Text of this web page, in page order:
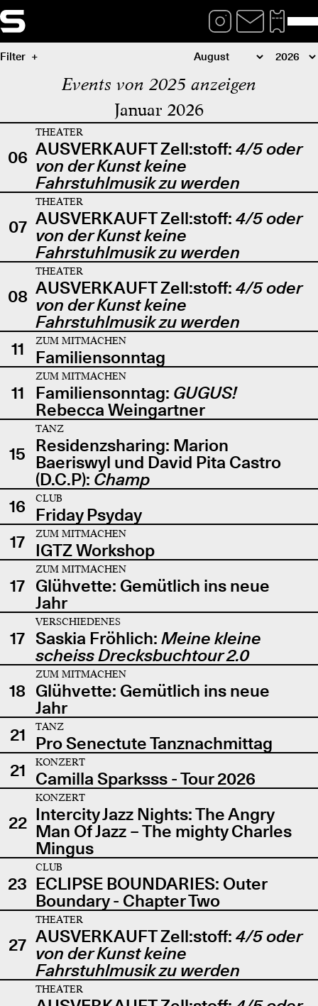
Filter
Events von 2025 anzeigen
Januar 2026
06
THEATER
AUSVERKAUFT Zell:stoff: 4/5 oder
von der Kunst keine
Fahrstuhlmusik zu werden
07
THEATER
AUSVERKAUFT Zell:stoff: 4/5 oder
von der Kunst keine
Fahrstuhlmusik zu werden
08
THEATER
AUSVERKAUFT Zell:stoff: 4/5 oder
von der Kunst keine
Fahrstuhlmusik zu werden
11
ZUM MITMACHEN
Familiensonntag
11
ZUM MITMACHEN
Familiensonntag: GUGUS!
Rebecca Weingartner
15
TANZ
Residenzsharing: Marion
Baeriswyl und David Pita Castro
(D.C.P): Champ
16
CLUB
Friday Psyday
17
ZUM MITMACHEN
IGTZ Workshop
17
ZUM MITMACHEN
Glühvette: Gemütlich ins neue
Jahr
17
VERSCHIEDENES
Saskia Fröhlich: Meine kleine
scheiss Drecksbuchtour 2.0
18
ZUM MITMACHEN
Glühvette: Gemütlich ins neue
Jahr
21
TANZ
Pro Senectute Tanznachmittag
21
KONZERT
Camilla Sparksss - Tour 2026
22
KONZERT
Intercity Jazz Nights: The Angry
Man Of Jazz – The mighty Charles
Mingus
23
CLUB
ECLIPSE BOUNDARIES: Outer
Boundary - Chapter Two
27
THEATER
AUSVERKAUFT Zell:stoff: 4/5 oder
von der Kunst keine
Fahrstuhlmusik zu werden
THEATER